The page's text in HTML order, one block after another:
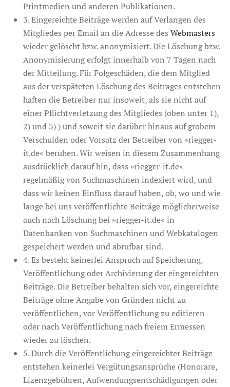
Printmedien und anderen Publikationen.
3. Eingereichte Beiträge werden auf Verlangen des
Mitgliedes per Email an die Adresse des Webmasters
wieder gelöscht bzw. anonymisiert. Die Löschung bzw.
Anonymisierung erfolgt innerhalb von 7 Tagen nach
der Mitteilung. Für Folgeschäden, die dem Mitglied
aus der verspäteten Löschung des Beitrages entstehen
haften die Betreiber nur insoweit, als sie nicht auf
einer Pflichtverletzung des Mitgliedes (oben unter 1),
2) und 3) ) und soweit sie darüber hinaus auf grobem
Verschulden oder Vorsatz der Betreiber von »riegger-
it.de« beruhen. Wir weisen in diesem Zusammenhang
ausdrücklich darauf hin, dass »riegger-it.de«
regelmäßig von Suchmaschinen indexiert wird, und
dass wir keinen Einfluss darauf haben, ob, wo und wie
lange bei uns veröffentlichte Beiträge möglicherweise
auch nach Löschung bei »riegger-it.de« in
Datenbanken von Suchmaschinen und Webkatalogen
gespeichert werden und abrufbar sind.
4. Es besteht keinerlei Anspruch auf Speicherung,
Veröffentlichung oder Archivierung der eingereichten
Beiträge. Die Betreiber behalten sich vor, eingereichte
Beiträge ohne Angabe von Gründen nicht zu
veröffentlichen, vor Veröffentlichung zu editieren
oder nach Veröffentlichung nach freiem Ermessen
wieder zu löschen.
5. Durch die Veröffentlichung eingereichter Beiträge
entstehen keinerlei Vergütungsansprüche (Honorare,
Lizenzgebühren, Aufwendungsentschädigungen oder